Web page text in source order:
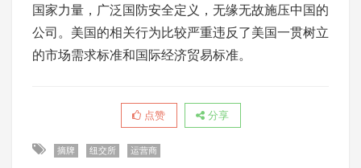
国家力量，广泛国防安全定义，无缘无故施压中国的
公司。美国的相关行为比较严重违反了美国一贯树立
的市场需求标准和国际经济贸易标准。
点赞 分享
摘牌 纽交所 运营商